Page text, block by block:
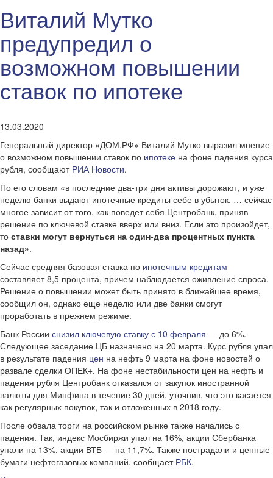
Виталий Мутко
предупредил о
возможном повышении
ставок по ипотеке
13.03.2020
Генеральный директор «ДОМ.РФ» Виталий Мутко выразил мнение
о возможном повышении ставок по ипотеке на фоне падения курса
рубля, сообщают РИА Новости.
По его словам «в последние два-три дня активы дорожают, и уже
неделю банки выдают ипотечные кредиты себе в убыток. … сейчас
многое зависит от того, как поведет себя Центробанк, приняв
решение по ключевой ставке вверх или вниз. Если это произойдет,
то ставки могут вернуться на один-два процентных пункта
назад».
Сейчас средняя базовая ставка по ипотечным кредитам
составляет 8,5 процента, причем наблюдается оживление спроса.
Решение о повышении может быть принято в ближайшее время,
сообщил он, однако еще неделю или две банки смогут
проработать в прежнем режиме.
Банк России снизил ключевую ставку с 10 февраля — до 6%.
Следующее заседание ЦБ назначено на 20 марта. Курс рубля упал
в результате падения цен на нефть 9 марта на фоне новостей о
развале сделки ОПЕК+. На фоне нестабильности цен на нефть и
падения рубля Центробанк отказался от закупок иностранной
валюты для Минфина в течение 30 дней, уточнив, что это касается
как регулярных покупок, так и отложенных в 2018 году.
После обвала торги на российском рынке также начались с
падения. Так, индекс Мосбиржи упал на 16%, акции Сбербанка
упали на 13%, акции ВТБ — на 11,7%. Также пострадали и ценные
бумаги нефтегазовых компаний, сообщает РБК.